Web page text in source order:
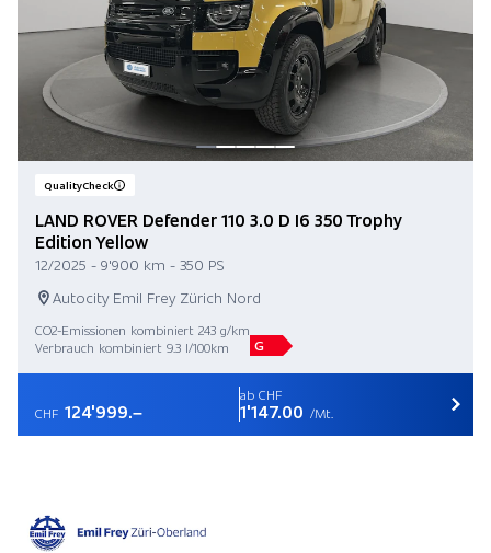
QualityCheck
LAND ROVER Defender 110 3.0 D I6 350 Trophy
Edition Yellow
12/2025 - 9'900 km - 350 PS
Autocity Emil Frey Zürich Nord
CO2-Emissionen kombiniert 243 g/km
Verbrauch kombiniert 9.3 l/100km
G
CHF 124'999.–
ab CHF
1'147.00 /Mt.